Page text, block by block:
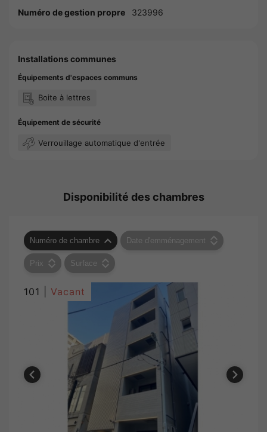
Numéro de gestion propre
323996
Installations communes
Équipements d'espaces communs
Boite à lettres
Équipement de sécurité
Verrouillage automatique d'entrée
Disponibilité des chambres
Numéro de chambre Date d'emménagement
Prix Surface
101 | Vacant